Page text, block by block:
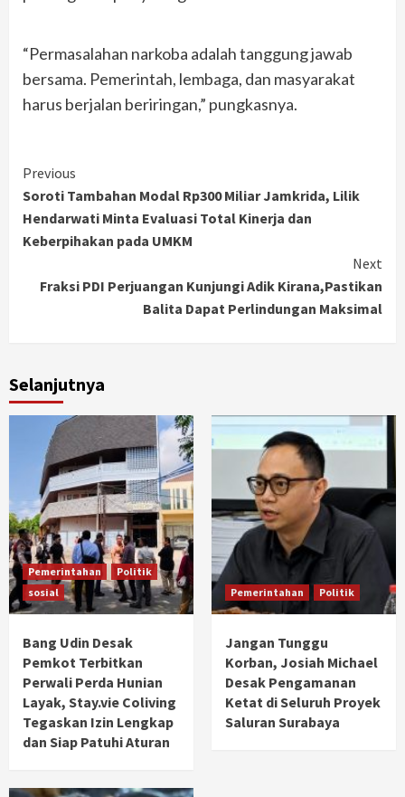
“Permasalahan narkoba adalah tanggung jawab
bersama. Pemerintah, lembaga, dan masyarakat
harus berjalan beriringan,” pungkasnya.
Continue
Reading
Previous
Soroti Tambahan Modal Rp300 Miliar Jamkrida, Lilik
Hendarwati Minta Evaluasi Total Kinerja dan
Keberpihakan pada UMKM
Next
Fraksi PDI Perjuangan Kunjungi Adik Kirana,Pastikan
Balita Dapat Perlindungan Maksimal
Selanjutnya
Pemerintahan
Politik
sosial
Bang Udin Desak
Pemkot Terbitkan
Perwali Perda Hunian
Layak, Stay.vie Coliving
Tegaskan Izin Lengkap
dan Siap Patuhi Aturan
Pemerintahan Politik
Jangan Tunggu
Korban, Josiah Michael
Desak Pengamanan
Ketat di Seluruh Proyek
Saluran Surabaya